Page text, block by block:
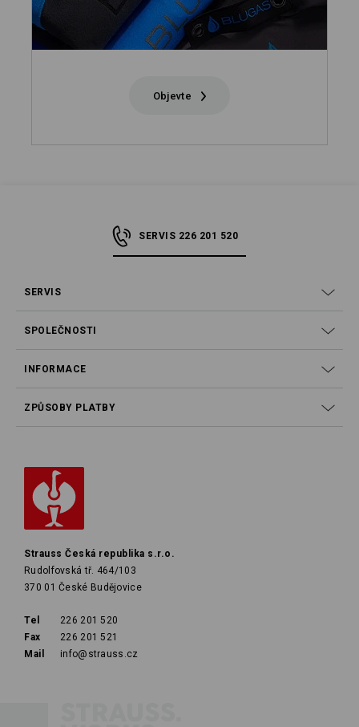
Objevte
SERVIS 226 201 520
SERVIS
SPOLEČNOSTI
INFORMACE
ZPŮSOBY PLATBY
Strauss Česká republika s.r.o.
Rudolfovská tř. 464/103
370 01 České Budějovice
Tel
226 201 520
Fax
226 201 521
Mail
info@strauss.cz